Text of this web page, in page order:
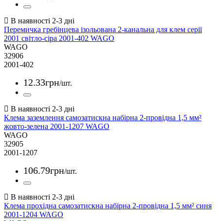
Перемичка гребінцева ізольована 2-канальна для клем серії
2001 світло-сіра 2001-402 WAGO
WAGO
32906
2001-402
12.33грн/шт.
Клема заземлення самозатискна набірна 2-провідна 1,5 мм²
жовто-зелена 2001-1207 WAGO
WAGO
32905
2001-1207
106.79грн/шт.
Клема прохідна самозатискна набірна 2-провідна 1,5 мм² синя
2001-1204 WAGO